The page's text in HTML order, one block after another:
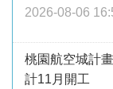
2026-08-06
桃園航空城計
計11月開工